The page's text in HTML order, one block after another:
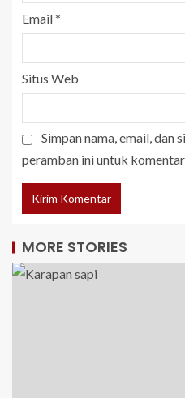
Email*
Situs Web
Simpan nama, email, dan
peramban ini untuk
MORE STORIES